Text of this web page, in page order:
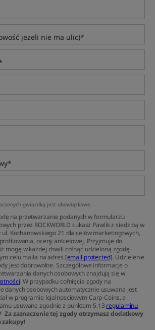
jeżeli nie ma ulic)*
gwiazdką jest obowiązkowe.
na przetwarzanie podanych w formularzu
przez ROCKWORLD Łukasz Pawlik z siedzibą w
ul. Kochanowskiego 21 dla celów marketingowych,
oceny ankietowej. Przyjmuje do
mogę w każdej chwili cofnąć udzieloną zgodę
celu maila na adres [email protected]. Udzielenie
jest dobrowolne. Szczegółowe informacje o
danych osobowych znajdują się w
. W przypadku cofnięcia zgody na
danych osobowych automatycznie usuwana jest
w programie lojalnosciowym Carp-Coins, a
usuwane zgodnie z punktem 5.13 regulaminu
Za zaznaczenie tej zgody otrzymasz dodatkowy
zakupy!